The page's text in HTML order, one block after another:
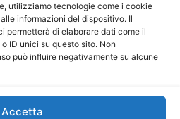
utilizziamo tecnologie come i cookie
informazioni del dispositivo. Il
permetterà di elaborare dati come il
ID unici su questo sito. Non
può influire negativamente su alcune
Accetta
Maurizio Scaglione
Maria Calabrese
06334930820